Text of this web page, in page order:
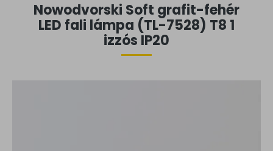
Nowodvorski Soft grafit-fehér
LED fali lámpa (TL-7528) T8 1
izzós IP20